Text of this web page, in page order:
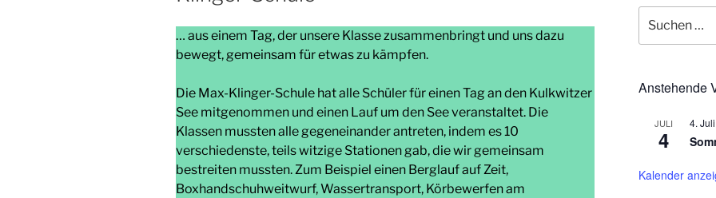
… aus einem Tag, der unsere Klasse zusammenbringt und uns dazu
bewegt, gemeinsam für etwas zu kämpfen.
Die Max-Klinger-Schule hat alle Schüler für einen Tag an den Kulkwitzer
See mitgenommen und einen Lauf um den See veranstaltet. Die
Klassen mussten alle gegeneinander antreten, indem es 10
verschiedenste, teils witzige Stationen gab, die wir gemeinsam
bestreiten mussten. Zum Beispiel einen Berglauf auf Zeit,
Boxhandschuhweitwurf, Wassertransport, Körbewerfen am
nach:
Anstehende
JULI
4
4. Juli
Kalender